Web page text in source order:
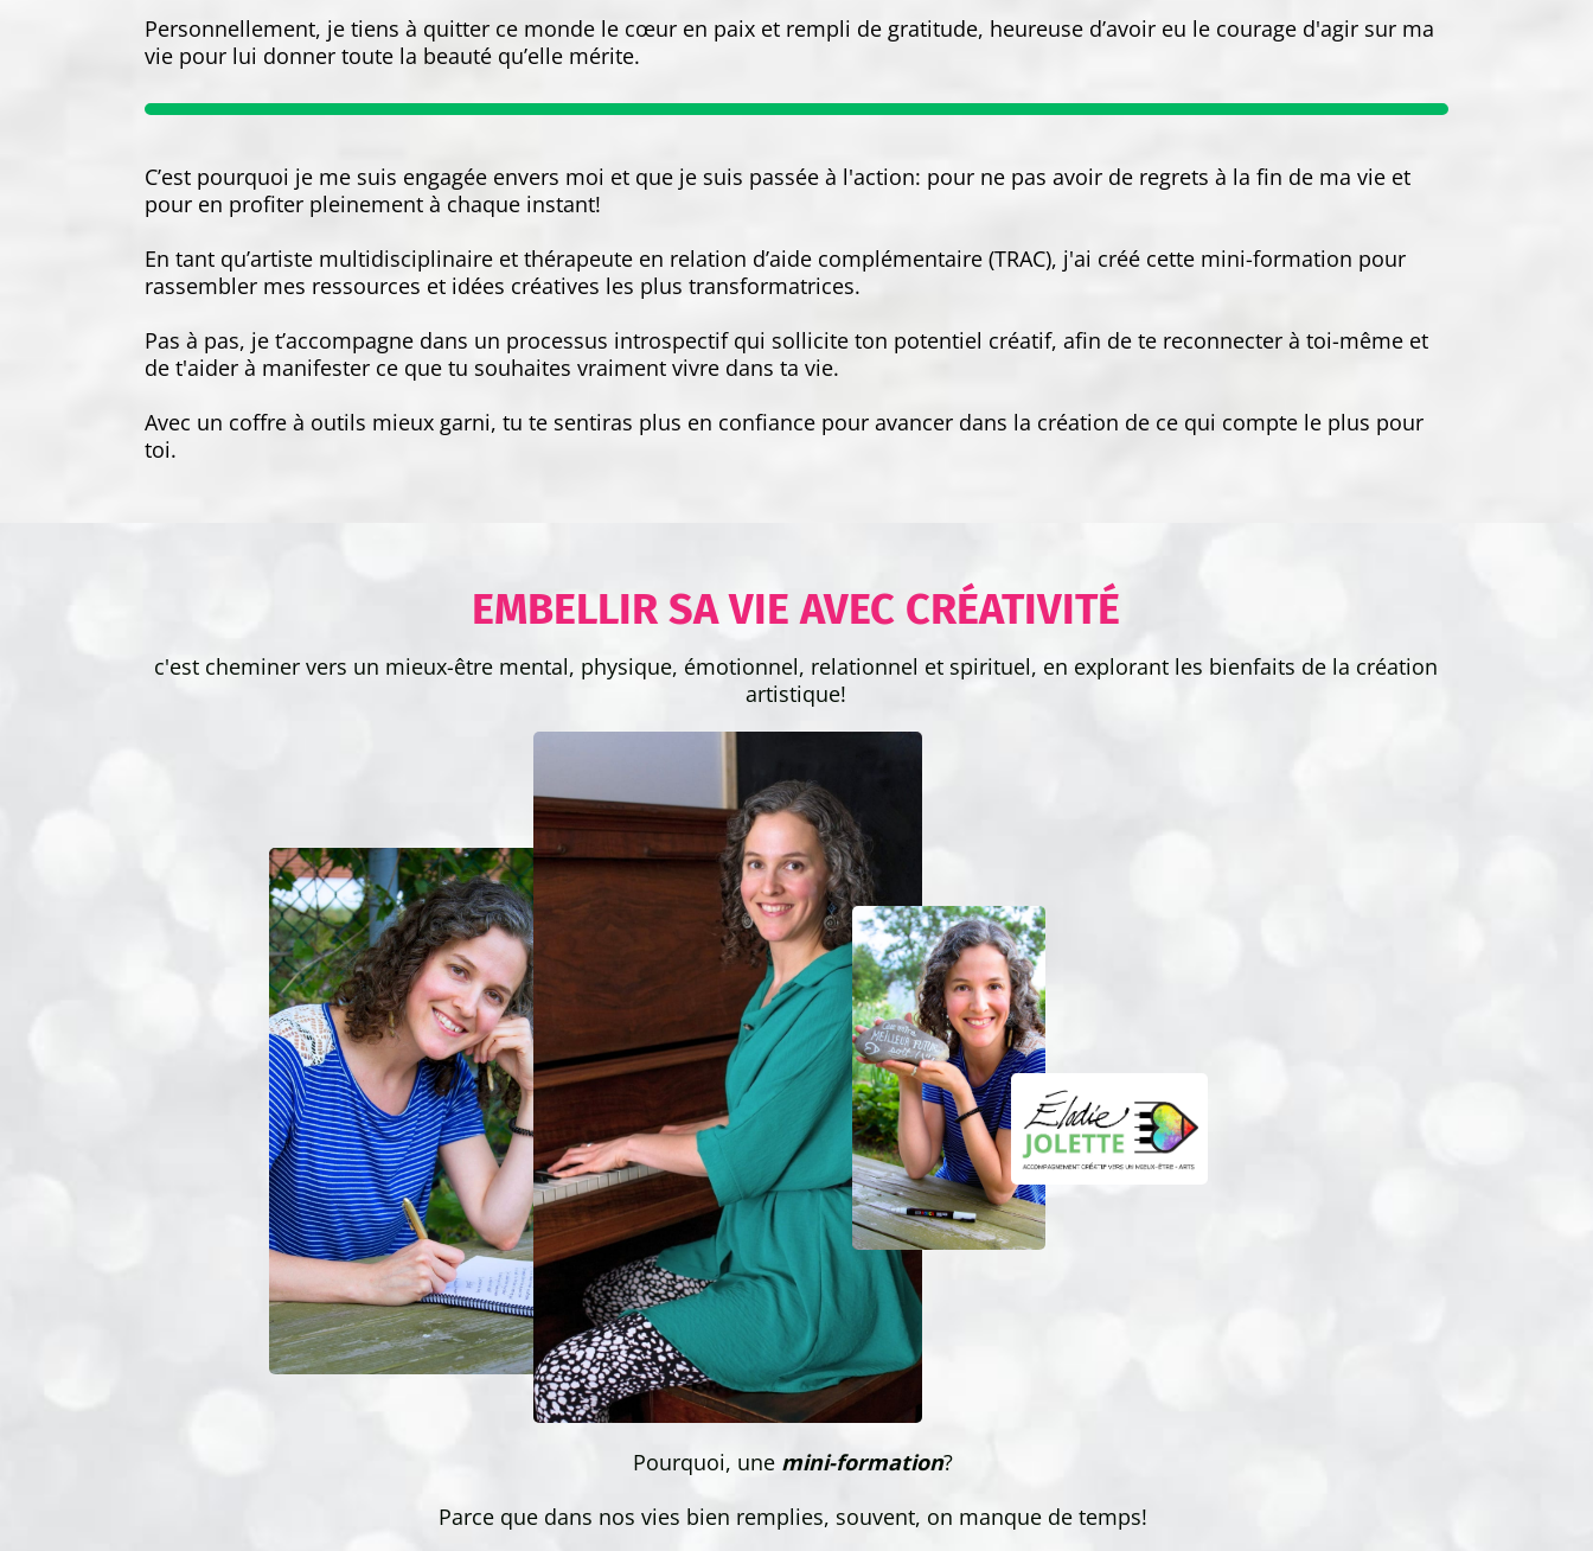
Personnellement, je tiens à quitter ce monde le cœur en paix et rempli de gratitude, heureuse d’avoir eu le courage d'agir sur ma
vie pour lui donner toute la beauté qu’elle mérite.
C’est pourquoi je me suis engagée envers moi et que je suis passée à l'action: pour ne pas avoir de regrets à la fin de ma vie et
pour en profiter pleinement à chaque instant!
En tant qu’artiste multidisciplinaire et thérapeute en relation d’aide complémentaire (TRAC), j'ai créé cette mini-formation pour
rassembler mes ressources et idées créatives les plus transformatrices.
Pas à pas, je t’accompagne dans un processus introspectif qui sollicite ton potentiel créatif, afin de te reconnecter à toi-même et
de t'aider à manifester ce que tu souhaites vraiment vivre dans ta vie.
Avec un coffre à outils mieux garni, tu te sentiras plus en confiance pour avancer dans la création de ce qui compte le plus pour
toi.
EMBELLIR SA VIE AVEC CRÉATIVITÉ
c'est cheminer vers un mieux-être mental, physique, émotionnel, relationnel et spirituel, en explorant les bienfaits de la création
artistique!
Pourquoi, une mini-formation?
Parce que dans nos vies bien remplies, souvent, on manque de temps!